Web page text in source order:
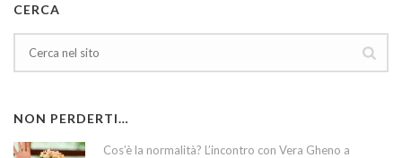
CERCA
NON PERDERTI…
Cos’è la normalità? L’incontro con Vera Gheno a